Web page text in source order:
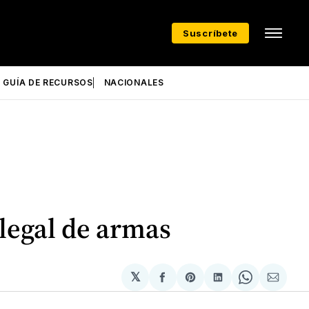
Suscríbete
GUÍA DE RECURSOS NACIONALES
de armas
𝕏
Compartir
en
Share
on
Compartir
en
Share
on
via